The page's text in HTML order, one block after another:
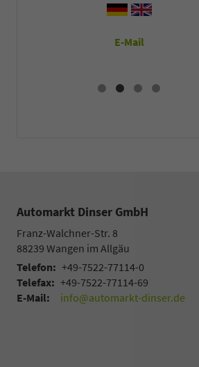
E-Mail
Automarkt Dinser GmbH
Franz-Walchner-Str. 8
88239 Wangen im Allgäu
Telefon: +49-7522-77114-0
Telefax: +49-7522-77114-69
E-Mail:
info@automarkt-dinser.de